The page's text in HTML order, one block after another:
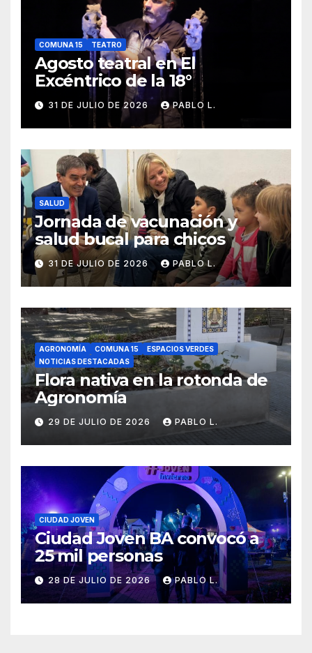
COMUNA 15 TEATRO
Agosto teatral en El
Excéntrico de la 18°
31 DE JULIO DE 2026 PABLO L.
SALUD
Jornada de vacunación y
salud bucal para chicos
31 DE JULIO DE 2026 PABLO L.
AGRONOMÍA COMUNA 15
ESPACIOS VERDES
NOTICIAS DESTACADAS
Flora nativa en la rotonda de
Agronomía
29 DE JULIO DE 2026 PABLO L.
CIUDAD JOVEN
Ciudad Joven BA convocó a
25 mil personas
28 DE JULIO DE 2026 PABLO L.